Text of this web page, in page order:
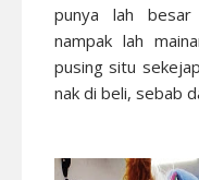
punya lah besar
nampak lah
pusing situ
nak di beli, sebab